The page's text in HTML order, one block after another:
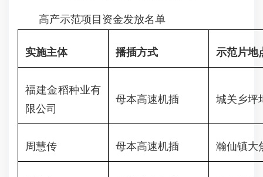
高产示范项目资金发放名单
实施主体 播插方式 示范片地
福建金稻种业有
限公司
母本高速机插 城关乡坪
周慧传 母本高速机插 瀚仙镇大